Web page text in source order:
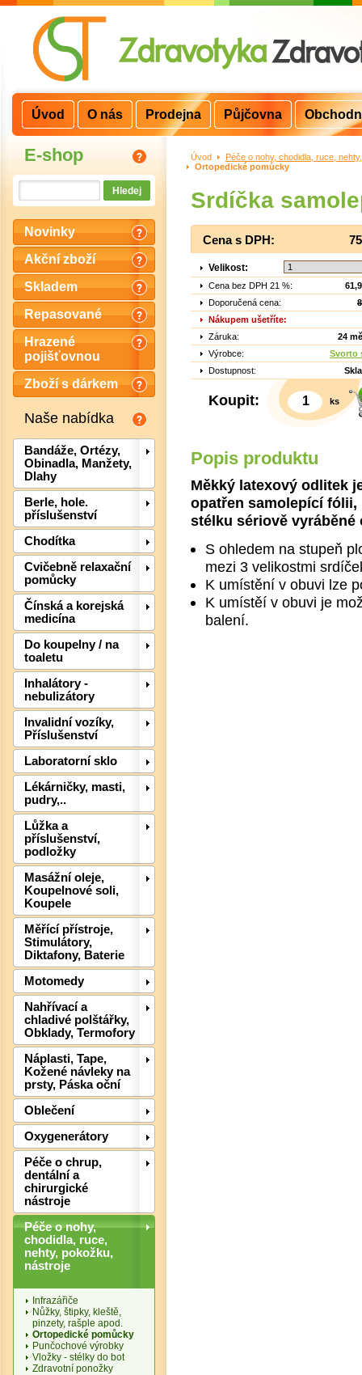
E-shop
Novinky
Akční zboží
Skladem
Repasované
Hrazené
pojišťovnou
Zboží s dárkem
Naše nabídka
Bandáže, Ortézy,
Obinadla, Manžety,
Dlahy
Berle, hole.
příslušenství
Chodítka
Cvičebně relaxační
pomůcky
Čínská a korejská
medicína
Do koupelny / na
toaletu
Inhalátory -
nebulizátory
Invalidní vozíky,
Příslušenství
Laboratorní sklo
Lékárničky, masti,
pudry,..
Lůžka a
příslušenství,
podložky
Masážní oleje,
Koupelnové soli,
Koupele
Měřící přístroje,
Stimulátory,
Diktafony, Baterie
Motomedy
Nahřívací a
chladivé polštářky,
Obklady, Termofory
Náplasti, Tape,
Kožené návleky na
prsty, Páska oční
Oblečení
Oxygenerátory
Péče o chrup,
dentální a
chirurgické
nástroje
Péče o nohy,
chodidla, ruce,
nehty, pokožku,
nástroje
Infrazářiče
Nůžky, štipky, kleště,
pinzety, rašple apod.
Ortopedické pomůcky
Punčochové výrobky
Vložky - stélky do bot
Zdravotní ponožky
Úvod >
Péče o nohy, chodidla, ruce,
Ortopedické pomůcky
Srdíčka
Cena s DPH:
Velikost:
Cena bez DPH 21 %:
Doporučená cena:
Nákupem ušetříte:
Záruka:
24
Výrobce:
Svorto
Dostupnost:
Koupit: ks
Popis produktu
Měkký latexový odlitek
opatřen samolepící
stélku sériově vyráběné
S ohledem na stupeň
mezi 3 velikostmi
K umístění v obuvi lze
K umístěí v obuvi je
balení.
Úvod O nás Prodejna Půjčovna